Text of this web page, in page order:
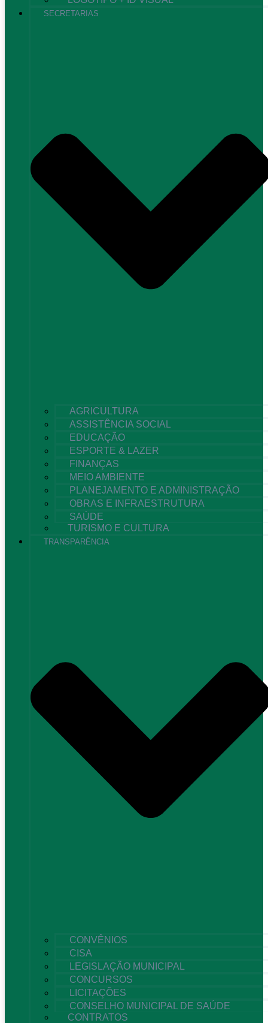
SECRETARIAS
AGRICULTURA
ASSISTÊNCIA SOCIAL
EDUCAÇÃO
ESPORTE & LAZER
FINANÇAS
MEIO AMBIENTE
PLANEJAMENTO E ADMINISTRAÇÃO
OBRAS E INFRAESTRUTURA
SAÚDE
TURISMO E CULTURA
TRANSPARÊNCIA
CONVÊNIOS
CISA
LEGISLAÇÃO MUNICIPAL
CONCURSOS
LICITAÇÕES
CONSELHO MUNICIPAL DE SAÚDE
CONTRATOS